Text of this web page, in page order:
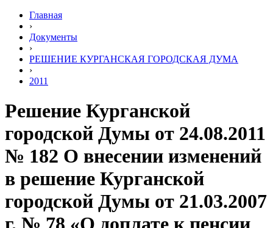
Главная
›
Документы
›
РЕШЕНИЕ КУРГАНСКАЯ ГОРОДСКАЯ ДУМА
›
2011
Решение Курганской
городской Думы от 24.08.2011
№ 182 О внесении изменений
в решение Курганской
городской Думы от 21.03.2007